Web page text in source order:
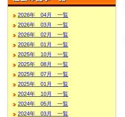
2026年 04月 一覧
2026年 03月 一覧
2026年 02月 一覧
2026年 01月 一覧
2025年 10月 一覧
2025年 08月 一覧
2025年 07月 一覧
2025年 01月 一覧
2024年 10月 一覧
2024年 05月 一覧
2024年 03月 一覧